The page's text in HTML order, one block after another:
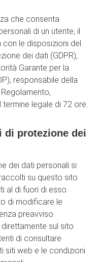
che consenta
di un utente, il
le disposizioni del
dei dati (GDPR),
Garante per la
responsabile della
legale di 72 ore.
di protezione dei
dei dati personali si
su questo sito
al di fuori di esso.
di modificare le
preavviso.
sul sito
di consultare
siti web e le condizioni